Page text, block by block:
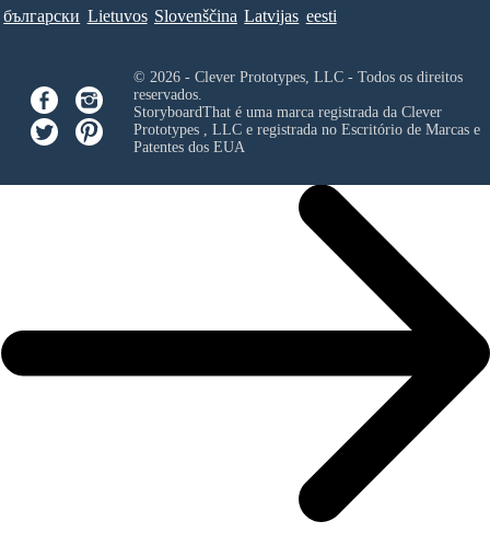
български Lietuvos Slovenščina Latvijas eesti
© 2026 - Clever Prototypes, LLC - Todos os direitos
reservados.
StoryboardThat é uma marca registrada da Clever
Prototypes , LLCe registrada no Escritório de Marcas e
Patentes dos EUA